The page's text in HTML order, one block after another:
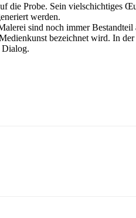
die Probe. Sein vielschichtiges
werden.
sind noch immer
bezeichnet wird. In
Dialog.